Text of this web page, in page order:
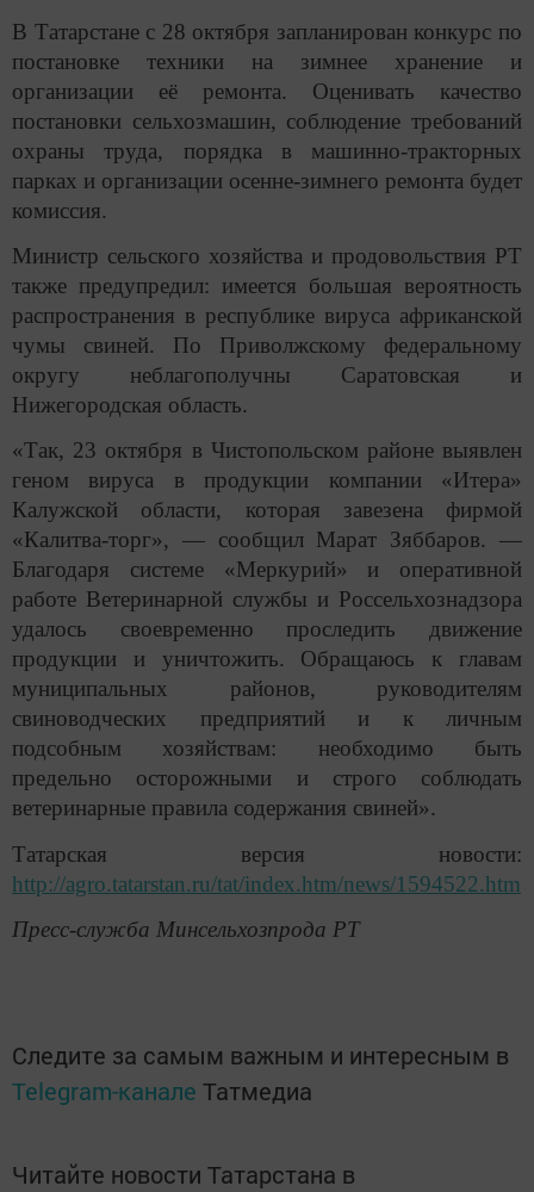
В Татарстане с 28 октября запланирован конкурс по
постановке техники на зимнее хранение и
организации её ремонта. Оценивать качество
постановки сельхозмашин, соблюдение требований
охраны труда, порядка в машинно-тракторных
парках и организации осенне-зимнего ремонта будет
комиссия.
Министр сельского хозяйства и продовольствия РТ
также предупредил: имеется большая вероятность
распространения в республике вируса африканской
чумы свиней. По Приволжскому федеральному
округу неблагополучны Саратовская и
Нижегородская область.
«Так, 23 октября в Чистопольском районе выявлен
геном вируса в продукции компании «Итера»
Калужской области, которая завезена фирмой
«Калитва-торг», — сообщил Марат Зяббаров. —
Благодаря системе «Меркурий» и оперативной
работе Ветеринарной службы и Россельхознадзора
удалось своевременно проследить движение
продукции и уничтожить. Обращаюсь к главам
муниципальных районов, руководителям
свиноводческих предприятий и к личным
подсобным хозяйствам: необходимо быть
предельно осторожными и строго соблюдать
ветеринарные правила содержания свиней».
Татарская версия новости:
http://agro.tatarstan.ru/tat/index.htm/news/1594522.htm
Пресс-служба Минсельхозпрода РТ
Следите за самым важным и интересным в
Telegram-канале Татмедиа
Читайте новости Татарстана в